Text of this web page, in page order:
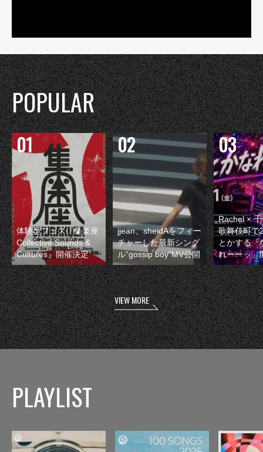
POPULAR
体験型フェス『集楽座
Collective Sounds &
Cultures』開催決定
jjean、sheidAをフィー
チャーした最新シング
ル“gossip boy”MV公開
Rachel ×
歌舞伎町で
とかする『
れーーッ』
VIEW MORE
PLAYLIST